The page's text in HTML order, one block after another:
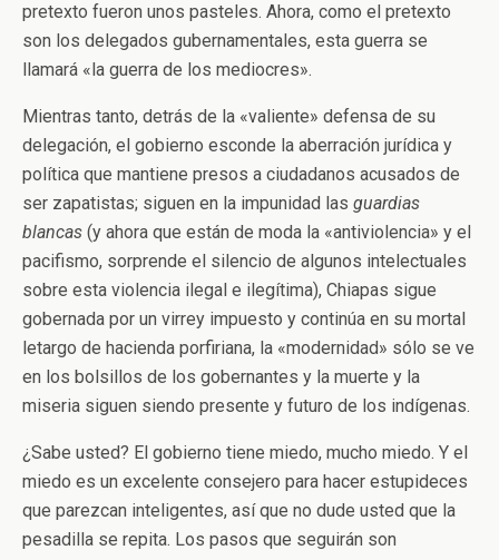
pretexto fueron unos pasteles. Ahora, como el pretexto
son los delegados gubernamentales, esta guerra se
llamará «la guerra de los mediocres».
Mientras tanto, detrás de la «valiente» defensa de su
delegación, el gobierno esconde la aberración jurídica y
política que mantiene presos a ciudadanos acusados de
ser zapatistas; siguen en la impunidad las guardias
blancas (y ahora que están de moda la «antiviolencia» y el
pacifismo, sorprende el silencio de algunos intelectuales
sobre esta violencia ilegal e ilegítima), Chiapas sigue
gobernada por un virrey impuesto y continúa en su mortal
letargo de hacienda porfiriana, la «modernidad» sólo se ve
en los bolsillos de los gobernantes y la muerte y la
miseria siguen siendo presente y futuro de los indígenas.
¿Sabe usted? El gobierno tiene miedo, mucho miedo. Y el
miedo es un excelente consejero para hacer estupideces
que parezcan inteligentes, así que no dude usted que la
pesadilla se repita. Los pasos que seguirán son